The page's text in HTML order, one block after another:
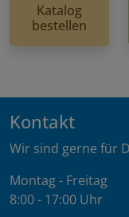
Katalog
bestellen
Kontakt
Wir sind gerne für
Montag - Freitag
8:00 - 17:00 Uhr